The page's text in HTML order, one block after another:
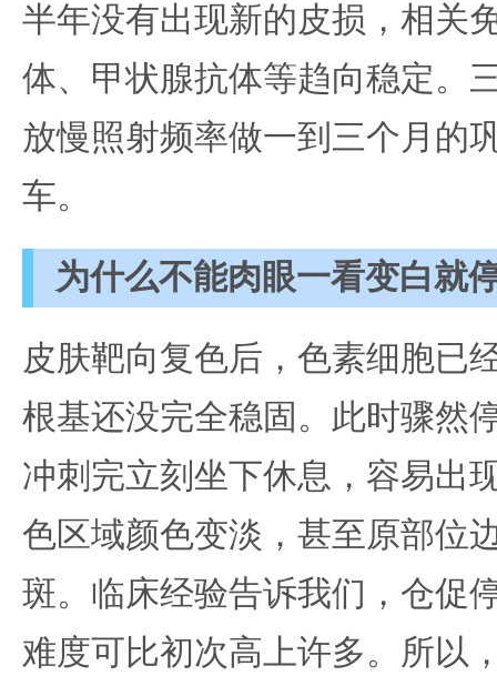
半年没有出现新的皮损，相关
体、甲状腺抗体等趋向稳定。
放慢照射频率做一到三个月的
车。
为什么不能肉眼一看变白就
皮肤靶向复色后，色素细胞已
根基还没完全稳固。此时骤然
冲刺完立刻坐下休息，容易出
色区域颜色变淡，甚至原部位
斑。临床经验告诉我们，仓促
难度可比初次高上许多。所以